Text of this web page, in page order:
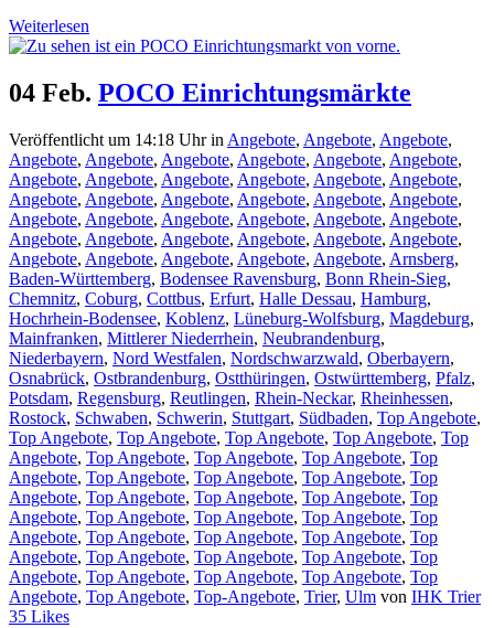
Weiterlesen
04 Feb. POCO Einrichtungsmärkte
Veröffentlicht um 14:18 Uhrin Angebote, Angebote, Angebote,
Angebote, Angebote, Angebote, Angebote, Angebote, Angebote,
Angebote, Angebote, Angebote, Angebote, Angebote, Angebote,
Angebote, Angebote, Angebote, Angebote, Angebote, Angebote,
Angebote, Angebote, Angebote, Angebote, Angebote, Angebote,
Angebote, Angebote, Angebote, Angebote, Angebote, Angebote,
Angebote, Angebote, Angebote, Angebote, Angebote, Arnsberg,
Baden-Württemberg, Bodensee Ravensburg, Bonn Rhein-Sieg,
Chemnitz, Coburg, Cottbus, Erfurt, Halle Dessau, Hamburg,
Hochrhein-Bodensee, Koblenz, Lüneburg-Wolfsburg, Magdeburg,
Mainfranken, Mittlerer Niederrhein, Neubrandenburg,
Niederbayern, Nord Westfalen, Nordschwarzwald, Oberbayern,
Osnabrück, Ostbrandenburg, Ostthüringen, Ostwürttemberg, Pfalz,
Potsdam, Regensburg, Reutlingen, Rhein-Neckar, Rheinhessen,
Rostock, Schwaben, Schwerin, Stuttgart, Südbaden, Top Angebote,
Top Angebote, Top Angebote, Top Angebote, Top Angebote, Top
Angebote, Top Angebote, Top Angebote, Top Angebote, Top
Angebote, Top Angebote, Top Angebote, Top Angebote, Top
Angebote, Top Angebote, Top Angebote, Top Angebote, Top
Angebote, Top Angebote, Top Angebote, Top Angebote, Top
Angebote, Top Angebote, Top Angebote, Top Angebote, Top
Angebote, Top Angebote, Top Angebote, Top Angebote, Top
Angebote, Top Angebote, Top Angebote, Top Angebote, Top
Angebote, Top Angebote, Top-Angebote, Trier, Ulm von IHK Trier
35 Likes